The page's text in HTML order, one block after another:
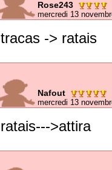
Rose243
mercredi 13
tracas -> ratais
Nafout
mercredi 13
ratais--->attira